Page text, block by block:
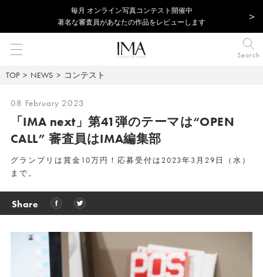
毎⽉ オンライン写真コンテスト開催中
著名な審査員があなたの作品をレビューします
Search
TOP NEWS コンテスト
08 February 2023
「IMA next」第41弾のテーマは“OPEN
CALL” 審査員はIMA編集部
グランプリは賞金10万円！応募受付は2023年3月29日（水）
まで。
Share